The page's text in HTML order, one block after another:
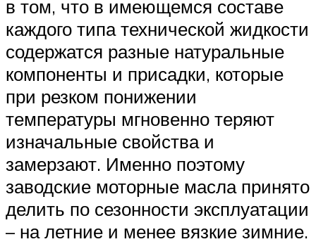
в том, что в имеющемся составе
каждого типа технической жидкости
содержатся разные натуральные
компоненты и присадки, которые
при резком понижении
температуры мгновенно теряют
изначальные свойства и
замерзают. Именно поэтому
заводские моторные масла принято
делить по сезонности эксплуатации
– на летние и менее вязкие зимние.